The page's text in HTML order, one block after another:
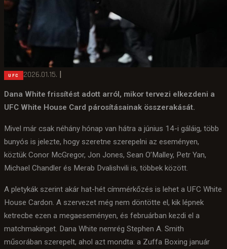
UFC 2026.01.15. |
Dana White frissítést adott arról, mikor tervezi elkezdeni a
UFC White House Card párosításainak összerakását.
Mivel már csak néhány hónap van hátra a június 14-i gáláig, több
bunyós is jelezte, hogy szeretne szerepelni az eseményen,
köztük Conor McGregor, Jon Jones, Sean O’Malley, Petr Yan,
Michael Chandler és Merab Dvalishvili is, többek között.
A pletykák szerint akár hat-hét címmérkőzés is lehet a UFC White
House Cardon. A szervezet még nem döntötte el, kik lépnek
ketrecbe ezen a megaeseményen, és februárban kezdi el a
matchmakinget. Dana White nemrég Stephen A. Smith
műsorában szerepelt, ahol azt mondta: a Zuffa Boxing január